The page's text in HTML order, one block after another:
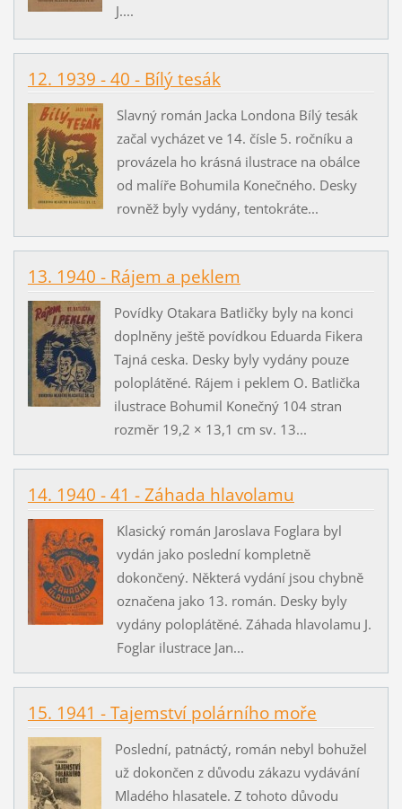
J....
12. 1939 - 40 - Bílý tesák
Slavný román Jacka Londona Bílý tesák
začal vycházet ve 14. čísle 5. ročníku a
provázela ho krásná ilustrace na obálce
od malíře Bohumila Konečného. Desky
rovněž byly vydány, tentokráte...
13. 1940 - Rájem a peklem
Povídky Otakara Batličky byly na konci
doplněny ještě povídkou Eduarda Fikera
Tajná ceska. Desky byly vydány pouze
poloplátěné. Rájem i peklem O. Batlička
ilustrace Bohumil Konečný 104 stran
rozměr 19,2 × 13,1 cm sv. 13...
14. 1940 - 41 - Záhada hlavolamu
Klasický román Jaroslava Foglara byl
vydán jako poslední kompletně
dokončený. Některá vydání jsou chybně
označena jako 13. román. Desky byly
vydány poloplátěné. Záhada hlavolamu J.
Foglar ilustrace Jan...
15. 1941 - Tajemství polárního moře
Poslední, patnáctý, román nebyl bohužel
už dokončen z důvodu zákazu vydávání
Mladého hlasatele. Z tohoto důvodu